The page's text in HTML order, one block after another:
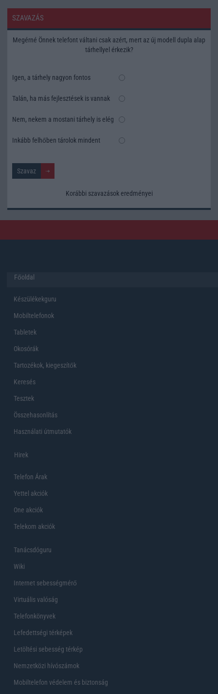
SZAVAZÁS
Megérné Önnek telefont váltani csak azért, mert az új modell dupla alap
tárhellyel érkezik?
Igen, a tárhely nagyon fontos
Talán, ha más fejlesztések is vannak
Nem, nekem a mostani tárhely is elég
Inkább felhőben tárolok mindent
Korábbi szavazások eredményei
Főoldal
Készülékekguru
Mobiltelefonok
Tabletek
Okosórák
Tartozékok, kiegeszítők
Keresés
Tesztek
Összehasonlítás
Használati útmutatók
Hirek
Telefon Árak
Yettel akciók
One akciók
Telekom akciók
Tanácsdóguru
Wiki
Internet sebességmérő
Virtuális valóság
Telefonkönyvek
Lefedettségi térképek
Letöltési sebesség térkép
Nemzetközi hívószámok
Mobiltelefon védelem és biztonság